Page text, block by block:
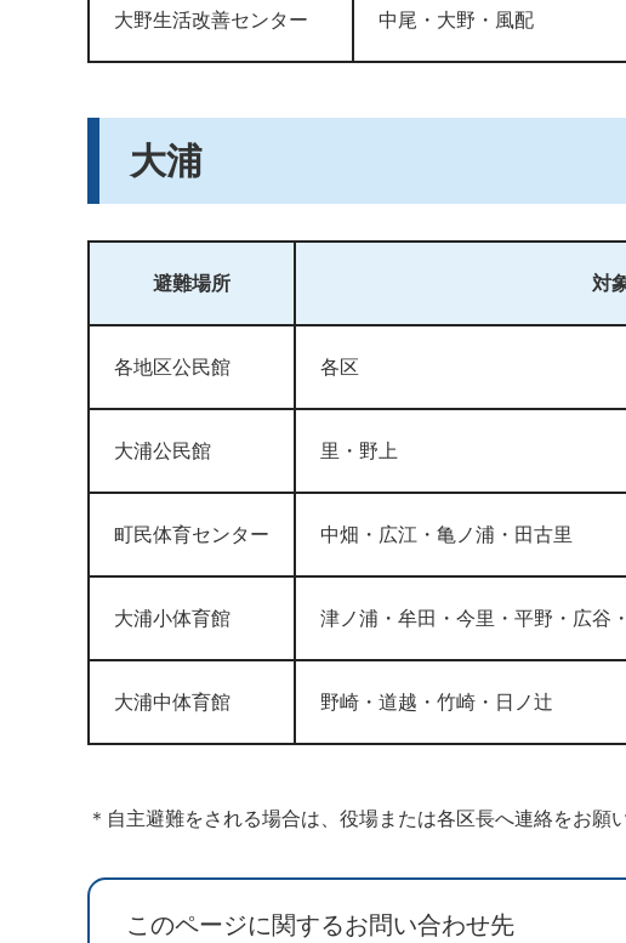
大野生活改善センター 中尾・大野・風配
大浦
避難場所 対
各地区公民館 各区
大浦公民館 里・野上
町民体育センター 中畑・広江・亀ノ浦・田古里
大浦小体育館 津ノ浦・牟田・今里・平野・広谷
大浦中体育館 野崎・道越・竹崎・日ノ辻
＊自主避難をされる場合は、役場または各区長へ連絡をお願
このページに関するお問い合わせ先